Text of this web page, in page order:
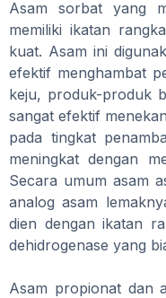
Asam sorbat yang
memiliki ikatan
kuat. Asam ini
efektif menghambat
keju, produk-produk
sangat efektif
pada tingkat
meningkat dengan
Secara umum asam
analog asam
dien dengan ikatan
dehidrogenase yang
Asam propionat dan